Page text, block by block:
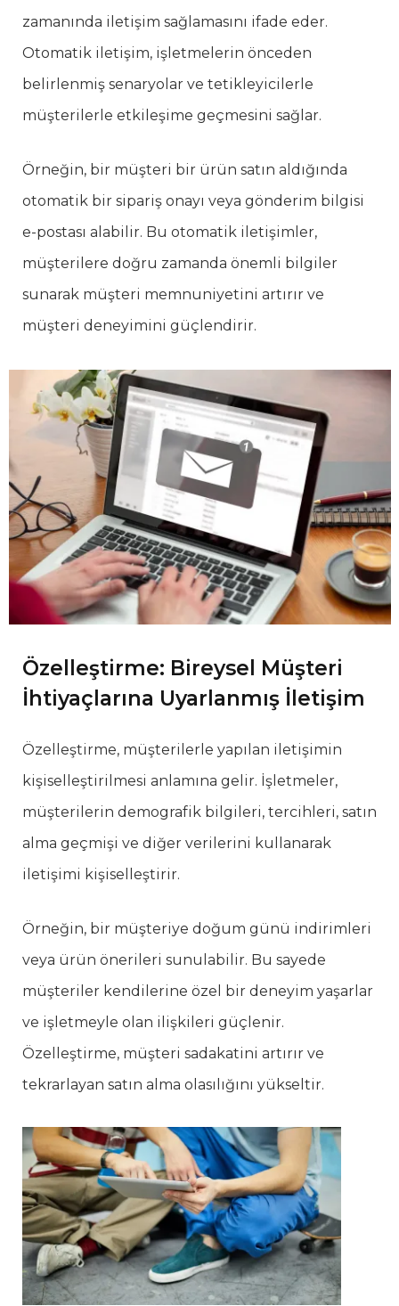
zamanında iletişim sağlamasını ifade eder.
Otomatik iletişim, işletmelerin önceden
belirlenmiş senaryolar ve tetikleyicilerle
müşterilerle etkileşime geçmesini sağlar.
Örneğin, bir müşteri bir ürün satın aldığında
otomatik bir sipariş onayı veya gönderim bilgisi
e-postası alabilir. Bu otomatik iletişimler,
müşterilere doğru zamanda önemli bilgiler
sunarak müşteri memnuniyetini artırır ve
müşteri deneyimini güçlendirir.
Özelleştirme: Bireysel Müşteri
İhtiyaçlarına Uyarlanmış İletişim
Özelleştirme, müşterilerle yapılan iletişimin
kişiselleştirilmesi anlamına gelir. İşletmeler,
müşterilerin demografik bilgileri, tercihleri, satın
alma geçmişi ve diğer verilerini kullanarak
iletişimi kişiselleştirir.
Örneğin, bir müşteriye doğum günü indirimleri
veya ürün önerileri sunulabilir. Bu sayede
müşteriler kendilerine özel bir deneyim yaşarlar
ve işletmeyle olan ilişkileri güçlenir.
Özelleştirme, müşteri sadakatini artırır ve
tekrarlayan satın alma olasılığını yükseltir.